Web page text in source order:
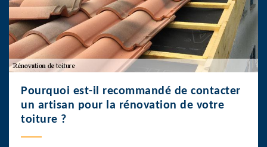
Pourquoi est-il recommandé de contacter
un artisan pour la rénovation de votre
toiture ?